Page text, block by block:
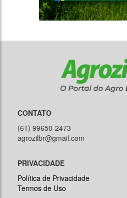
CONTATO
(61) 99650-2473
agrozilbr@gmail.com
PRIVACIDADE
Política de Privacidade
Termos de Uso